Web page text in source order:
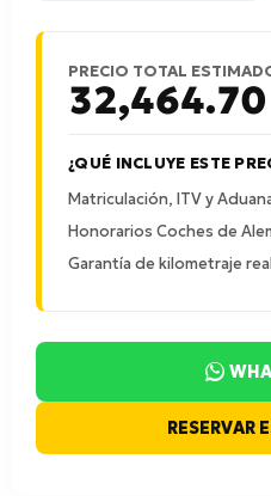
PRECIO TOTAL
32,464.70
¿QUÉ INCLUYE ESTE
Matriculación, ITV y
Honorarios Coches de
Garantía de kilometraje
RESERVAR